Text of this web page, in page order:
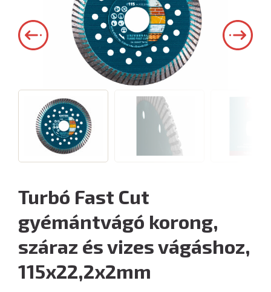
Turbó Fast Cut
gyémántvágó korong,
száraz és vizes vágáshoz,
115x22,2x2mm